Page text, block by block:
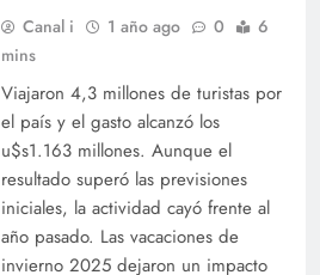
Canal i 1 año ago 0
6
mins
Viajaron 4,3 millones de turistas por
el país y el gasto alcanzó los
u$s1.163 millones. Aunque el
resultado superó las previsiones
iniciales, la actividad cayó frente al
año pasado. Las vacaciones de
invierno 2025 dejaron un impacto